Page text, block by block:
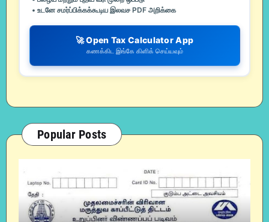
• உடனே சமர்ப்பிக்கக்கூடிய இலவச PDF அறிக்கை
🚀 Open Tax Calculator App
கணக்கிட இங்கே கிளிக் செய்யவும்
Popular Posts